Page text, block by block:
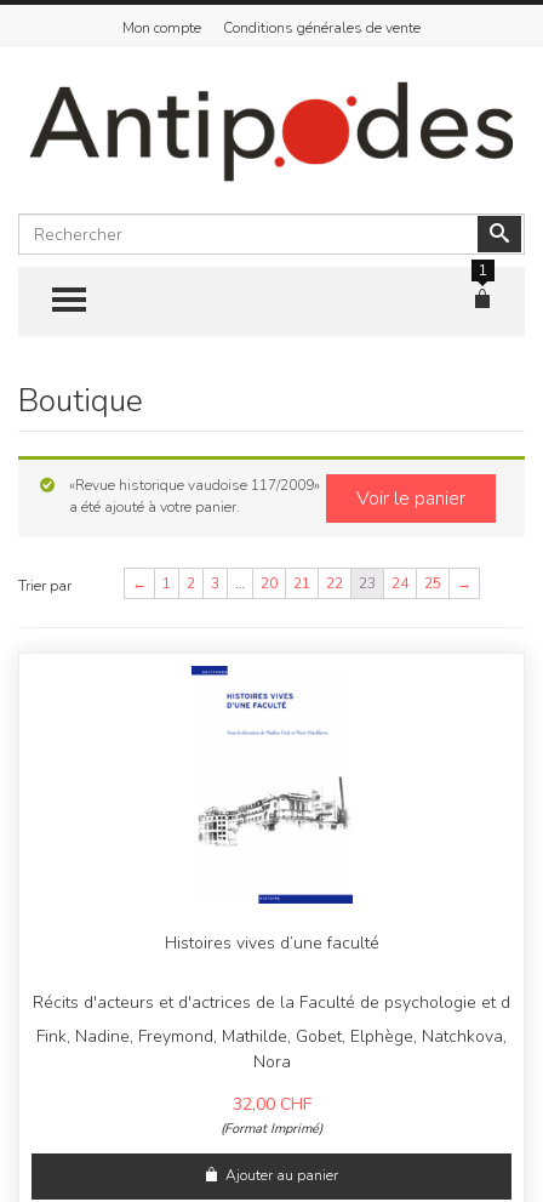
Mon compte Conditions générales de vente
Rechercher
TOGGLE MENU
1
Skip
content
Boutique
Voir le panier
«Revue historique vaudoise 117/2009»
a été ajouté à votre panier.
Trier par
Histoires vives d’une faculté
Récits d'acteurs et d'actrices de la Faculté de psychologie et d
Fink, Nadine, Freymond, Mathilde, Gobet, Elphège, Natchkova,
Nora
32,00 CHF
(Format Imprimé)
Ajouter au panier
← 1 2 3 … 20 21 22 23 24 25 →